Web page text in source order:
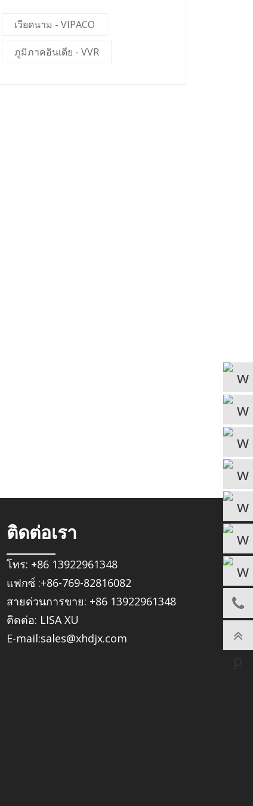
เวียดนาม - VIPACO
ภูมิภาคอินเดีย - VVR
ติดต่อเรา
โทร: +86 13922961348
แฟกซ์ :+86-769-82816082
สายด่วนการขาย: +86 13922961348
ติดต่อ: LISA XU
E-mail:sales@xhdjx.com